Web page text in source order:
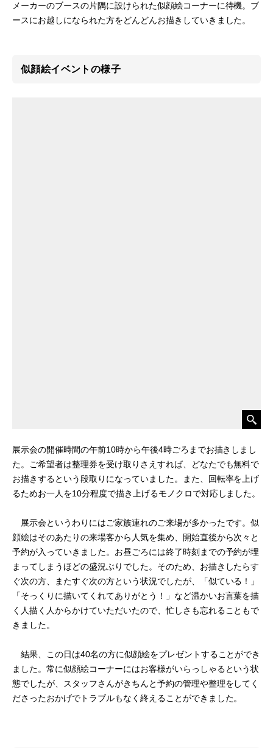
メーカーのブースの片隅に設けられた似顔絵コーナーに待機。ブ
ースにお越しになられた方をどんどんお描きしていきました。
似顔絵イベントの様子
展示会の開催時間の午前10時から午後4時ごろまでお描きしまし
た。ご希望者は整理券を受け取りさえすれば、どなたでも無料で
お描きするという段取りになっていました。また、回転率を上げ
るためお一人を10分程度で描き上げるモノクロで対応しました。
展示会というわりにはご家族連れのご来場が多かったです。似
顔絵はそのあたりの来場客から人気を集め、開始直後から次々と
予約が入っていきました。お昼ごろには終了時刻までの予約が埋
まってしまうほどの盛況ぶりでした。そのため、お描きしたらす
ぐ次の方、またすぐ次の方という状況でしたが、「似ている！」
「そっくりに描いてくれてありがとう！」など温かいお言葉を描
く人描く人からかけていただいたので、忙しさも忘れることもで
きました。
結果、この日は40名の方に似顔絵をプレゼントすることができ
ました。常に似顔絵コーナーにはお客様がいらっしゃるという状
態でしたが、スタッフさんがきちんと予約の管理や整理をしてく
ださったおかげでトラブルもなく終えることができました。